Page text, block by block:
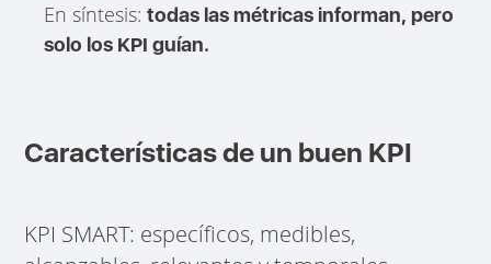
En síntesis:todas las métricas informan, pero
solo los KPI guían.
Características de un buen KPI
KPI SMART: específicos, medibles,